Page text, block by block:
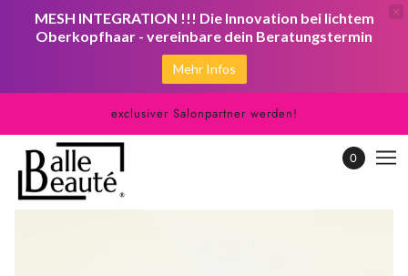
exclusiver Salonpartner werden!
0
MESH INTEGRATION !!! Die Innovation bei lichtem
Oberkopfhaar - vereinbare dein Beratungstermin
Mehr Infos